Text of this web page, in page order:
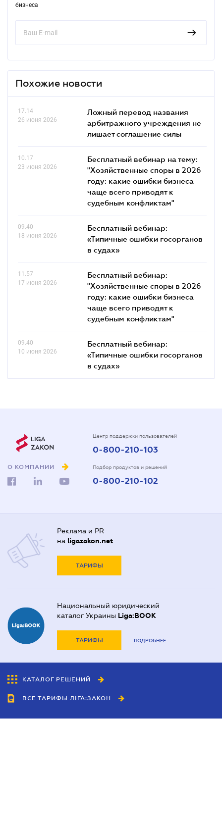
бизнеса
Похожие новости
17.14
26 июня 2026
Ложный перевод названия
арбитражного учреждения не
лишает соглашение силы
10.17
23 июня 2026
Бесплатный вебинар на тему:
"Хозяйственные споры в 2026
году: какие ошибки бизнеса
чаще всего приводят к
судебным конфликтам"
09.40
18 июня 2026
Бесплатный вебинар:
«Типичные ошибки госорганов
в судах»
11.57
17 июня 2026
Бесплатный вебинар:
"Хозяйственные споры в 2026
году: какие ошибки бизнеса
чаще всего приводят к
судебным конфликтам"
09.40
10 июня 2026
Бесплатный вебинар:
«Типичные ошибки госорганов
в судах»
О КОМПАНИИ
Центр поддержки пользователей
0-800-210-103
Подбор продуктов и решений
0-800-210-102
Реклама и PR
на ligazakon.net
ТАРИФЫ
Национальный юридический
каталог Украины Liga:BOOK
ТАРИФЫ ПОДРОБНЕЕ
КАТАЛОГ РЕШЕНИЙ
ВСЕ ТАРИФЫ ЛІГА:ЗАКОН